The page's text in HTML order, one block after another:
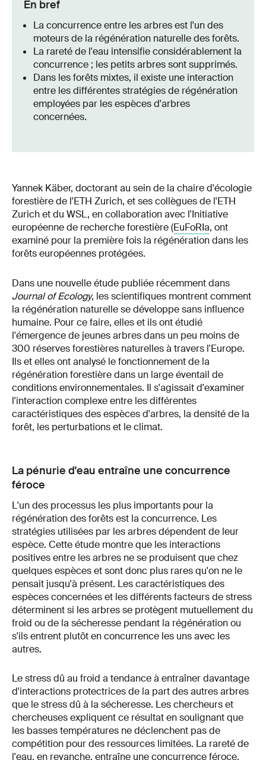
En bref
La concurrence entre les arbres est l'un des
moteurs de la régénération naturelle des forêts.
La rareté de l'eau intensifie considérablement la
concurrence ; les petits arbres sont supprimés.
Dans les forêts mixtes, il existe une interaction
entre les différentes stratégies de régénération
employées par les espèces d'arbres
concernées.
Yannek Käber, doctorant au sein de la chaire d'écologie
forestière de l'ETH Zurich, et ses collègues de l'ETH
Zurich et du WSL, en collaboration avec l'Initiative
européenne de recherche forestière (EuFoRIa, ont
examiné pour la première fois la régénération dans les
forêts européennes protégées.
Dans une nouvelle étude publiée récemment dans
Journal of Ecology, les scientifiques montrent comment
la régénération naturelle se développe sans influence
humaine. Pour ce faire, elles et ils ont étudié
l'émergence de jeunes arbres dans un peu moins de
300 réserves forestières naturelles à travers l'Europe.
Ils et elles ont analysé le fonctionnement de la
régénération forestière dans un large éventail de
conditions environnementales. Il s'agissait d'examiner
l'interaction complexe entre les différentes
caractéristiques des espèces d'arbres, la densité de la
forêt, les perturbations et le climat.
La pénurie d'eau entraîne une concurrence
féroce
L'un des processus les plus importants pour la
régénération des forêts est la concurrence. Les
stratégies utilisées par les arbres dépendent de leur
espèce. Cette étude montre que les interactions
positives entre les arbres ne se produisent que chez
quelques espèces et sont donc plus rares qu'on ne le
pensait jusqu'à présent. Les caractéristiques des
espèces concernées et les différents facteurs de stress
déterminent si les arbres se protègent mutuellement du
froid ou de la sécheresse pendant la régénération ou
s'ils entrent plutôt en concurrence les uns avec les
autres.
Le stress dû au froid a tendance à entraîner davantage
d'interactions protectrices de la part des autres arbres
que le stress dû à la sécheresse. Les chercheurs et
chercheuses expliquent ce résultat en soulignant que
les basses températures ne déclenchent pas de
compétition pour des ressources limitées. La rareté de
l'eau, en revanche, entraîne une concurrence féroce.